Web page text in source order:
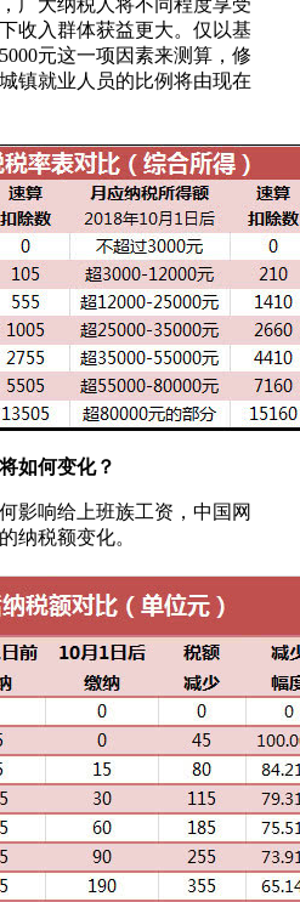
收入群体获益更大。仅以基
元这一项因素来测算，修
镇就业人员的比例将由现在
如何变化？
响给上班族工资，中国网
纳税额变化。